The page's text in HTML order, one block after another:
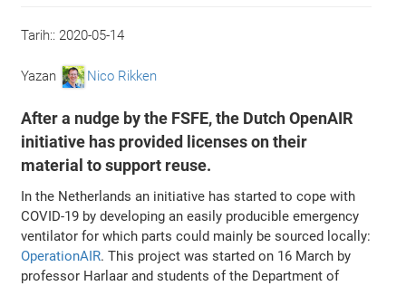
Tarih:: 2020-05-14
Yazan Nico Rikken
After a nudge by the FSFE, the Dutch OpenAIR
initiative has provided licenses on their
material to support reuse.
In the Netherlands an initiative has started to cope with
COVID-19 by developing an easily producible emergency
ventilator for which parts could mainly be sourced locally:
OperationAIR. This project was started on 16 March by
professor Harlaar and students of the Department of